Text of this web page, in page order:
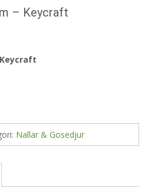
– Keycraft
Nallar & Gosedjur